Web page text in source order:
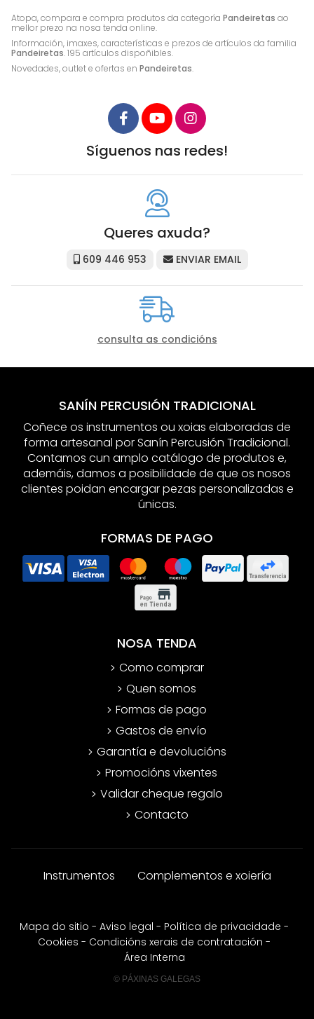
Atopa, compara e compra produtos da categoría Pandeiretas ao
mellor prezo na nosa tenda online.
Información, imaxes, características e prezos de artículos da familia
Pandeiretas. 195 artículos dispoñibles.
Novedades, outlet e ofertas en Pandeiretas.
Síguenos nas redes!
Queres axuda?
609 446 953 ENVIAR EMAIL
consulta as condicións
SANÍN PERCUSIÓN TRADICIONAL
Coñece os instrumentos ou xoias elaboradas de
forma artesanal por Sanín Percusión Tradicional.
Contamos cun amplo catálogo de produtos e,
ademáis, damos a posibilidade de que os nosos
clientes poidan encargar pezas personalizadas e
únicas.
FORMAS DE PAGO
NOSA TENDA
Como comprar
Quen somos
Formas de pago
Gastos de envío
Garantía e devolucións
Promocións vixentes
Validar cheque regalo
Contacto
Instrumentos Complementos e xoiería
Mapa do sitio - Aviso legal - Política de privacidade -
Cookies - Condicións xerais de contratación -
Área Interna
© PÁXINAS GALEGAS